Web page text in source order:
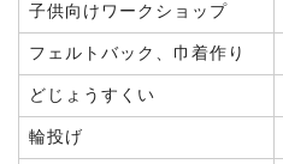
子供向けワークショップ
フェルトバック、巾着作り
どじょうすくい
輪投げ